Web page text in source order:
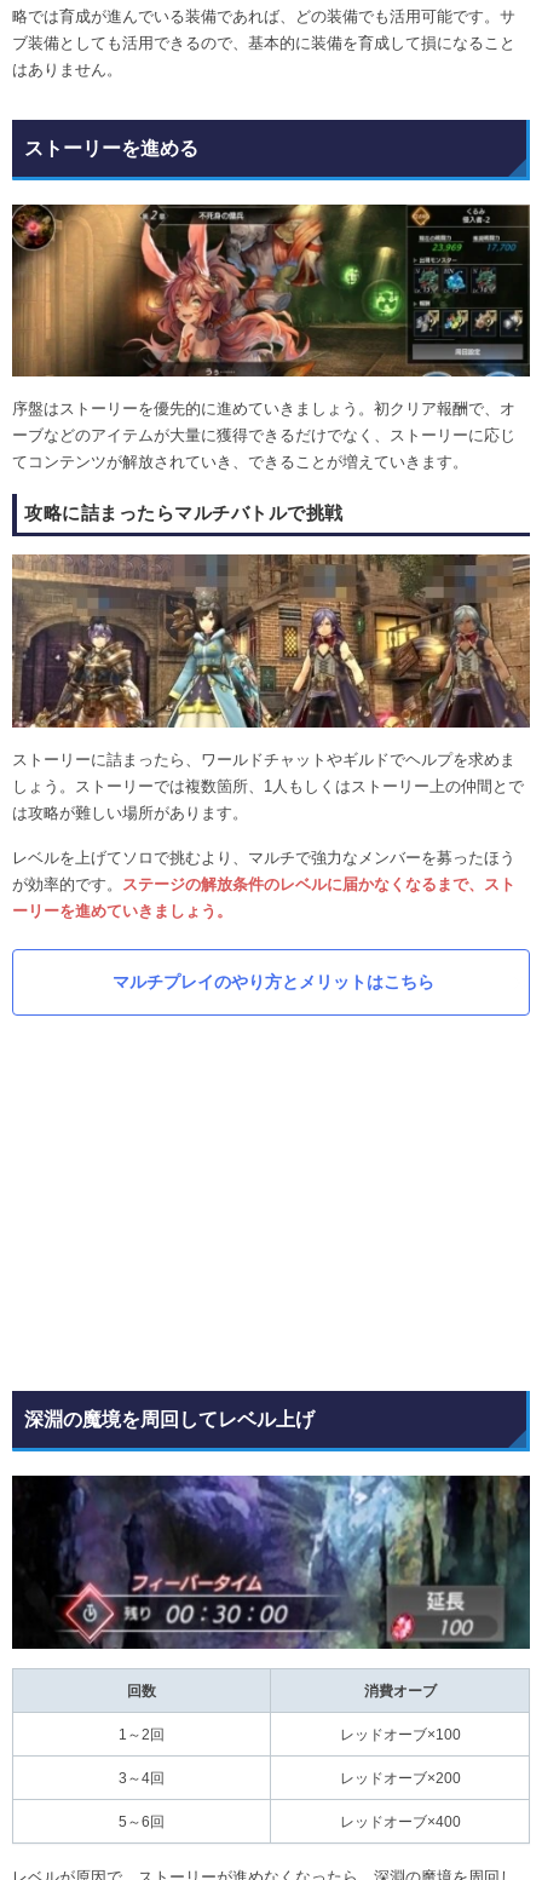
略では育成が進んでいる装備であれば、どの装備でも活用可能です。サ
ブ装備としても活用できるので、基本的に装備を育成して損になること
はありません。
ストーリーを進める
序盤はストーリーを優先的に進めていきましょう。初クリア報酬で、オ
ーブなどのアイテムが大量に獲得できるだけでなく、ストーリーに応じ
てコンテンツが解放されていき、できることが増えていきます。
攻略に詰まったらマルチバトルで挑戦
ストーリーに詰まったら、ワールドチャットやギルドでヘルプを求めま
しょう。ストーリーでは複数箇所、1人もしくはストーリー上の仲間とで
は攻略が難しい場所があります。
レベルを上げてソロで挑むより、マルチで強力なメンバーを募ったほう
が効率的です。 ステージの解放条件のレベルに届かなくなるまで、スト
ーリーを進めていきましょう。
マルチプレイのやり方とメリットはこちら
深淵の魔境を周回してレベル上げ
回数 消費オーブ
1～2回 レッドオーブ×100
3～4回 レッドオーブ×200
5～6回 レッドオーブ×400